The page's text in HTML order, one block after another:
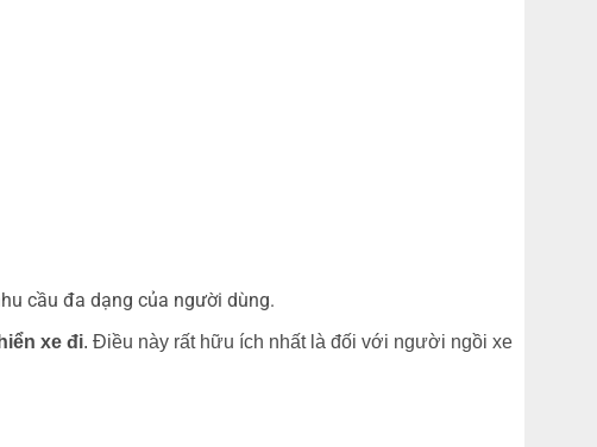
cầu đa dạng của người dùng.
xe đi. Điều này rất hữu ích nhất là đối với người ngồi xe